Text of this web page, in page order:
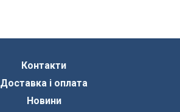
Контакти
Доставка і оплата
Новини